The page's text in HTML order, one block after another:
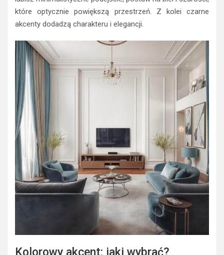
które optycznie powiększą przestrzeń. Z kolei czarne
akcenty dodadzą charakteru i elegancji.